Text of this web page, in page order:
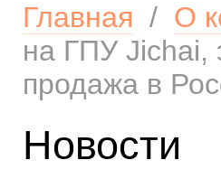
Главная / О
на ГПУ Jichai,
продажа в
Новости